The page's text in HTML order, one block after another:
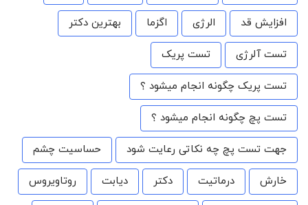
افزایش قد الرژی اگزما بهترین دکتر
تست آلرژی تست پریک
تست پریک چگونه انجام میشود ؟
تست پچ چگونه انجام میشود ؟
جهت تست پچ چه نکاتی رعایت شود حساسیت چشم
خارش درماتیت دکتر دیابت روتاویروس